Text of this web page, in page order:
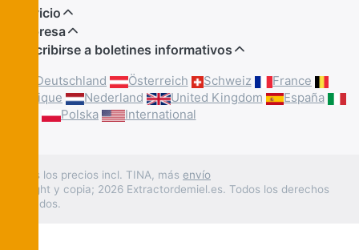
Servicio
Empresa
Suscribirse a boletines informativos
Deutschland Österreich Schweiz
France
Belgique
Nederland United Kingdom
España
Polska International
* Todos los precios incl. TINA, más envío
Copyright y copia; 2026 Extractordemiel.es. Todos los derechos
reservados.